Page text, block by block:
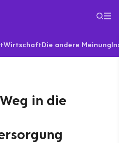
WirtschaftDie andere Meinung
in die